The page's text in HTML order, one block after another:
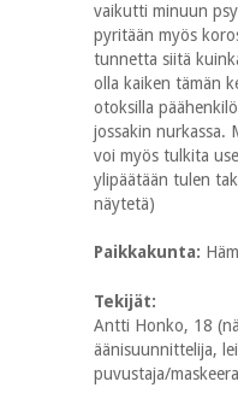
vaikutti minuun
pyritään myös
tunnetta siitä
olla kaiken tämän
otoksilla
jossakin nurkassa.
voi myös tulkita
ylipäätään tulen
näytetä)
Paikkakunta:
Tekijät:
Antti Honko, 18
äänisuunnittelija,
puvustaja/